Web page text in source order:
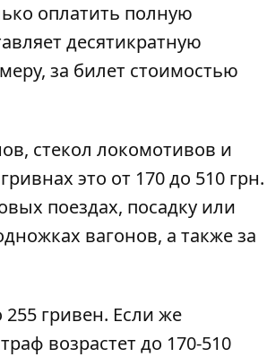
оплатить полную
десятикратную
за билет стоимостью
стекол локомотивов и
это от 170 до 510 грн.
поездах, посадку или
вагонов, а также за
гривен. Если же
возрастет до 170-510